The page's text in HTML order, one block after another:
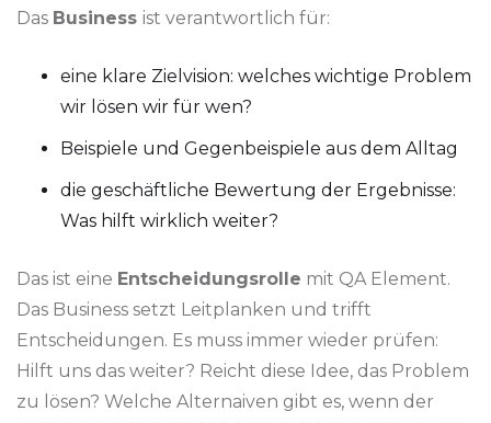
Das Business ist verantwortlich für:
eine klare Zielvision: welches wichtige Problem
wir lösen wir für wen?
Beispiele und Gegenbeispiele aus dem Alltag
die geschäftliche Bewertung der Ergebnisse:
Was hilft wirklich weiter?
Das ist eine Entscheidungsrolle mit QA Element.
Das Business setzt Leitplanken und trifft
Entscheidungen. Es muss immer wieder prüfen:
Hilft uns das weiter? Reicht diese Idee, das Problem
zu lösen? Welche Alternaiven gibt es, wenn der